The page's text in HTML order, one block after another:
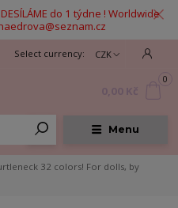
do 1 týdne ! Worldwide
Menu
CZK
0
32 colors! For dolls, by